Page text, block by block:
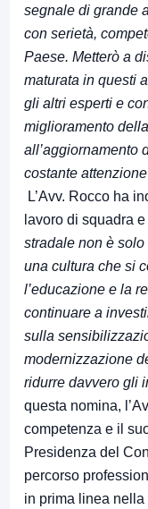
segnale di grande
con serietà,
Paese. Metterò a
maturata in questi
gli altri esperti e
miglioramento
all’aggiornamento
costante
L’Avv. Rocco ha
lavoro di squadra
stradale non è
una cultura che si
l’educazione e la
continuare a
sulla
modernizzazione
ridurre davvero gli
questa nomina,
competenza e il
Presidenza del
percorso
in prima linea